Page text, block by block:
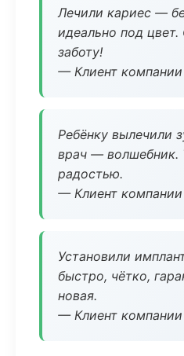
Лечили кариес —
идеально под цвет.
заботу!
— Клиент компании
Ребёнку вылечили
врач — волшебник.
радостью.
— Клиент компании
Установили
быстро, чётко,
новая.
— Клиент компании